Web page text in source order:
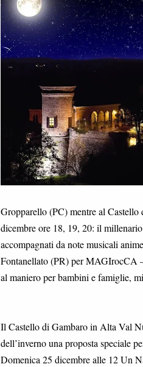
Gropparello (PC) mentre al Castello
dicembre ore 18, 19, 20: il
accompagnati da note musicali
Fontanellato (PR) per MAGIrocCA
al maniero per bambini e famiglie,
Il Castello di Gambaro in Alta Val
dell’inverno una proposta speciale
Domenica 25 dicembre alle 12 Un